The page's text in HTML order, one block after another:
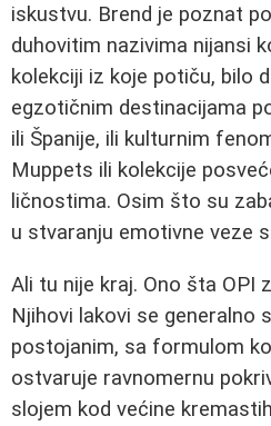
iskustvu. Brend je poznat
duhovitim nazivima nijansi
kolekciji iz koje potiču, bilo
egzotičnim destinacijama
ili Španije, ili kulturnim
Muppets ili kolekcije
ličnostima. Osim što su
u stvaranju emotivne veze
Ali tu nije kraj. Ono šta OPI
Njihovi lakovi se generalno
postojanim, sa formulom
ostvaruje ravnomernu
slojem kod većine